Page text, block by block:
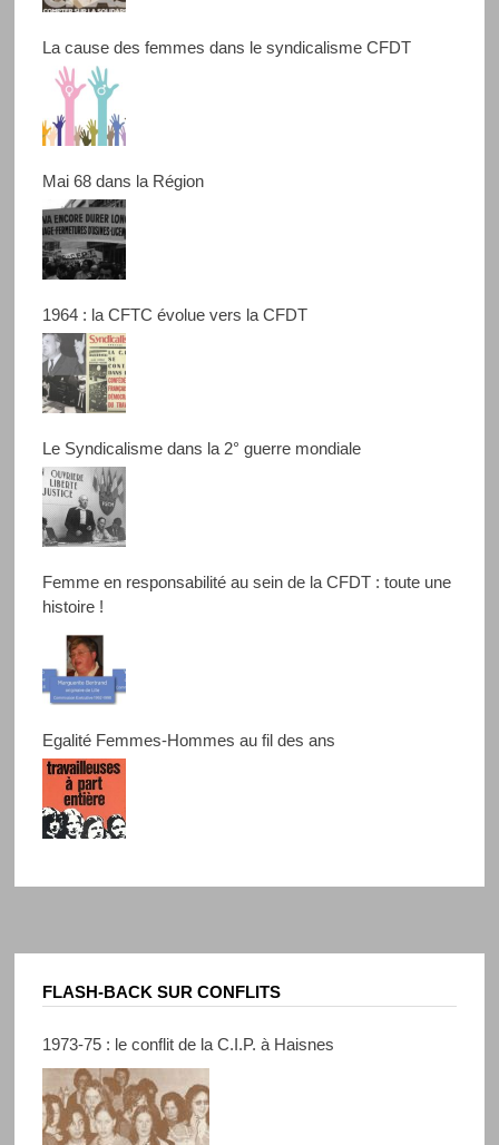
La cause des femmes dans le syndicalisme CFDT
Mai 68 dans la Région
1964 : la CFTC évolue vers la CFDT
Le Syndicalisme dans la 2° guerre mondiale
Femme en responsabilité au sein de la CFDT : toute une
histoire !
Egalité Femmes-Hommes au fil des ans
FLASH-BACK SUR CONFLITS
1973-75 : le conflit de la C.I.P. à Haisnes